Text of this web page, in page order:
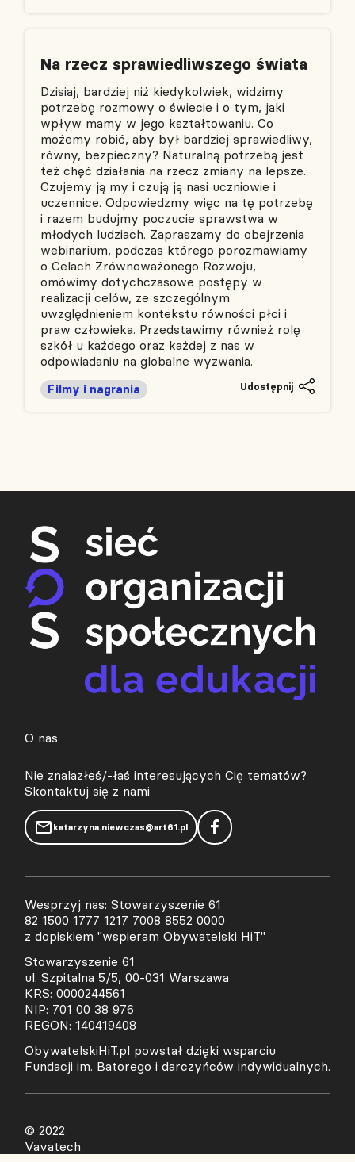
Na rzecz sprawiedliwszego świata
Dzisiaj, bardziej niż kiedykolwiek, widzimy
potrzebę rozmowy o świecie i o tym, jaki
wpływ mamy w jego kształtowaniu. Co
możemy robić, aby był bardziej sprawiedliwy,
równy, bezpieczny? Naturalną potrzebą jest
też chęć działania na rzecz zmiany na lepsze.
Czujemy ją my i czują ją nasi uczniowie i
uczennice. Odpowiedzmy więc na tę potrzebę
i razem budujmy poczucie sprawstwa w
młodych ludziach. Zapraszamy do obejrzenia
webinarium, podczas którego porozmawiamy
o Celach Zrównoważonego Rozwoju,
omówimy dotychczasowe postępy w
realizacji celów, ze szczególnym
uwzględnieniem kontekstu równości płci i
praw człowieka. Przedstawimy również rolę
szkół u każdego oraz każdej z nas w
odpowiadaniu na globalne wyzwania.
Filmy i nagrania Udostępnij
O nas
Nie znalazłeś/-łaś interesujących Cię tematów?
Skontaktuj się z nami
katarzyna.niewczas@art61.pl
Wesprzyj nas: Stowarzyszenie 61
82 1500 1777 1217 7008 8552 0000
z dopiskiem "wspieram Obywatelski HiT"
Stowarzyszenie 61
ul. Szpitalna 5/5, 00-031 Warszawa
KRS: 0000244561
NIP: 701 00 38 976
REGON: 140419408
ObywatelskiHiT.pl powstał dzięki wsparciu
Fundacji im. Batorego i darczyńców indywidualnych.
© 2022
Vavatech